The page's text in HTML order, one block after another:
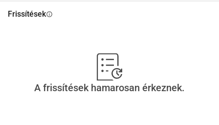
Frissítésekinfo
A frissítések hamarosan érkeznek.